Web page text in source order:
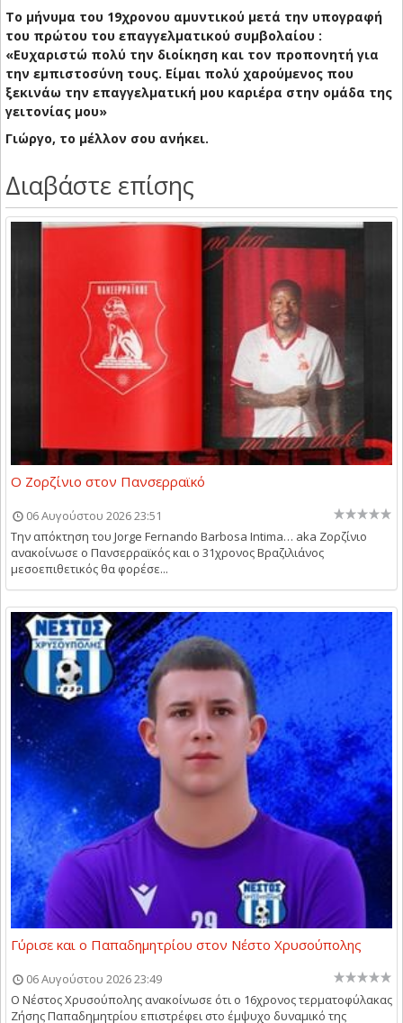
Το μήνυμα του 19χρονου αμυντικού μετά την υπογραφή
του πρώτου του επαγγελματικού συμβολαίου :
«Ευχαριστώ πολύ την διοίκηση και τον προπονητή για
την εμπιστοσύνη τους. Είμαι πολύ χαρούμενος που
ξεκινάω την επαγγελματική μου καριέρα στην ομάδα της
γειτονίας μου»
Γιώργο, το μέλλον σου ανήκει.
Διαβάστε επίσης
Ο Ζορζίνιο στον Πανσερραϊκό
06 Αυγούστου 2026 23:51
Την απόκτηση του Jorge Fernando Barbosa Intima… aka Ζορζίνιο
ανακοίνωσε ο Πανσερραϊκός και ο 31χρονος Βραζιλιάνος
μεσοεπιθετικός θα φορέσε...
Γύρισε και ο Παπαδημητρίου στον Νέστο Χρυσούπολης
06 Αυγούστου 2026 23:49
Ο Νέστος Χρυσούπολης ανακοίνωσε ότι ο 16χρονος τερματοφύλακας
Ζήσης Παπαδημητρίου επιστρέφει στο έμψυχο δυναμικό της